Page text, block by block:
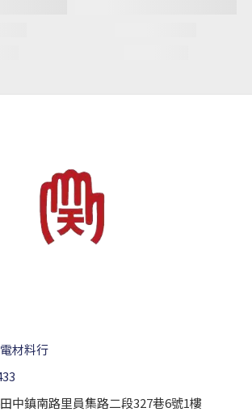
材料行
中鎮南路里員集路二段327巷6號1樓